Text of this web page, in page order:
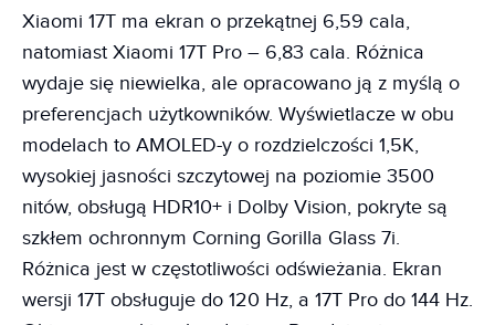
Xiaomi 17T ma ekran o przekątnej 6,59 cala,
natomiast Xiaomi 17T Pro – 6,83 cala. Różnica
wydaje się niewielka, ale opracowano ją z myślą o
preferencjach użytkowników. Wyświetlacze w obu
modelach to AMOLED-y o rozdzielczości 1,5K,
wysokiej jasności szczytowej na poziomie 3500
nitów, obsługą HDR10+ i Dolby Vision, pokryte są
szkłem ochronnym Corning Gorilla Glass 7i.
Różnica jest w częstotliwości odświeżania. Ekran
wersji 17T obsługuje do 120 Hz, a 17T Pro do 144 Hz.